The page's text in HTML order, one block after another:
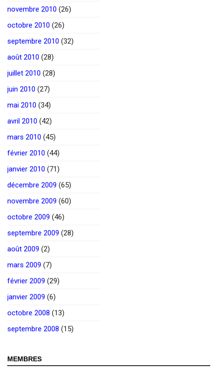
novembre 2010 (26)
octobre 2010 (26)
septembre 2010 (32)
août 2010 (28)
juillet 2010 (28)
juin 2010 (27)
mai 2010 (34)
avril 2010 (42)
mars 2010 (45)
février 2010 (44)
janvier 2010 (71)
décembre 2009 (65)
novembre 2009 (60)
octobre 2009 (46)
septembre 2009 (28)
août 2009 (2)
mars 2009 (7)
février 2009 (29)
janvier 2009 (6)
octobre 2008 (13)
septembre 2008 (15)
MEMBRES